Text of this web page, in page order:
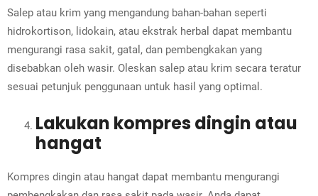
Salep atau krim yang mengandung bahan-bahan seperti
hidrokortison, lidokain, atau ekstrak herbal dapat membantu
mengurangi rasa sakit, gatal, dan pembengkakan yang
disebabkan oleh wasir. Oleskan salep atau krim secara teratur
sesuai petunjuk penggunaan untuk hasil yang optimal.
Lakukan kompres dingin atau
hangat
Kompres dingin atau hangat dapat membantu mengurangi